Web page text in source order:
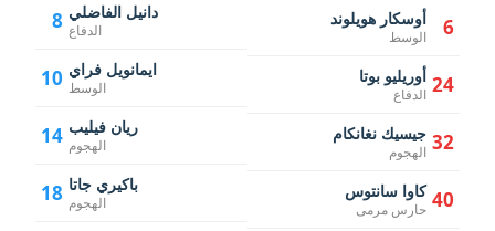
8 دانيل الفاضلي
الدفاع
10 ايمانويل فراي
الوسط
14 ريان فيليب
الهجوم
18 باكيري جاتا
الهجوم
6 أوسكار هويلوند
الوسط
24 أوريليو بوتا
الدفاع
32 جيسيك نغانكام
الهجوم
40 كاوا سانتوس
حارس مرمى